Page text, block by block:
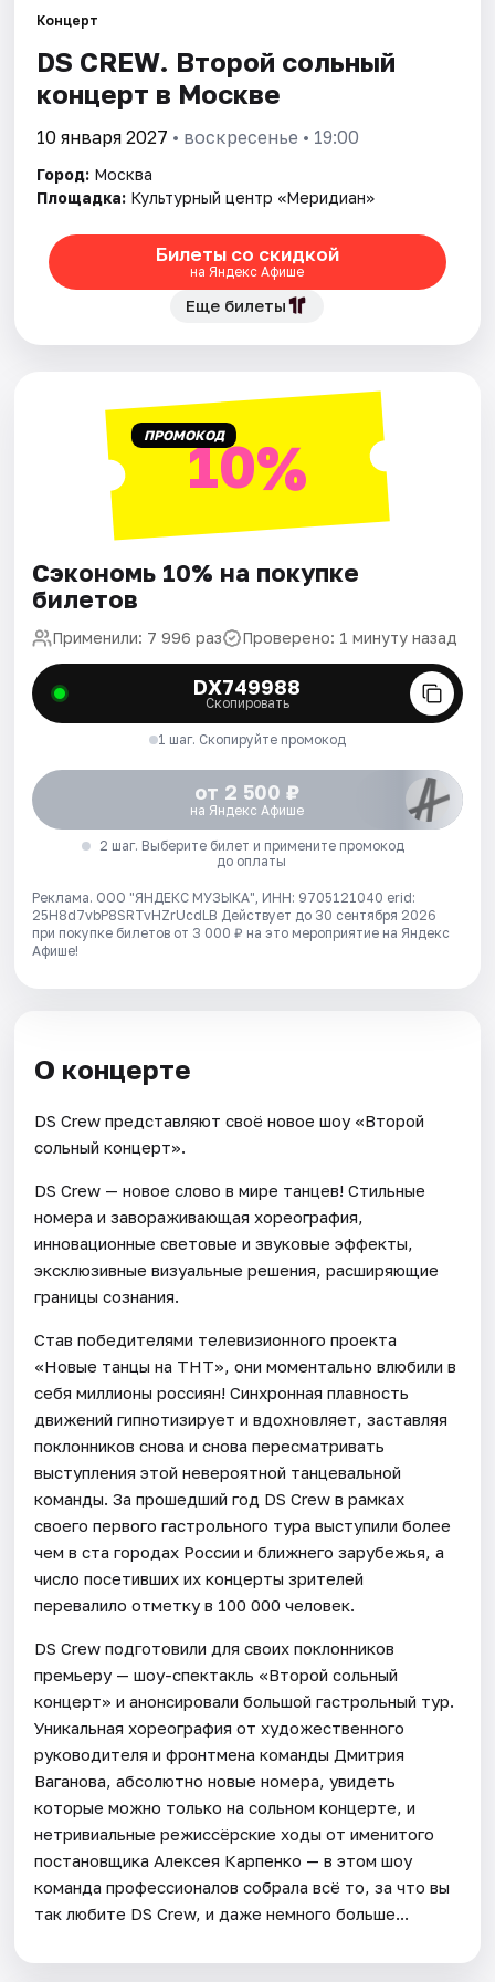
Города
Площадки
Рейтинги
Концерт
DS CREW. Второй сольный
концерт в Москве
10 января 2027 • воскресенье • 19:00
Город: Москва
Площадка: Культурный центр «Меридиан»
Билеты со скидкой
на Яндекс Афише
Еще билеты
ПРОМОКОД10%
Сэкономь 10% на покупке
билетов
Применили: 7 996 раз Проверено: 1 минуту назад
DX749988
Скопировать
1 шаг. Скопируйте промокод
от 2 500 ₽
на Яндекс Афише
2 шаг. Выберите билет и примените промокод
до оплаты
Реклама. ООО "ЯНДЕКС МУЗЫКА", ИНН: 9705121040 erid:
25H8d7vbP8SRTvHZrUcdLB Действует до 30 сентября 2026
при покупке билетов от 3 000 ₽ на это мероприятие на Яндекс
Афише!
О концерте
DS Crew представляют своё новое шоу «Второй
сольный концерт».
DS Crew — новое слово в мире танцев! Стильные
номера и завораживающая хореография,
инновационные световые и звуковые эффекты,
эксклюзивные визуальные решения, расширяющие
границы сознания.
Став победителями телевизионного проекта
«Новые танцы на ТНТ», они моментально влюбили в
себя миллионы россиян! Синхронная плавность
движений гипнотизирует и вдохновляет, заставляя
поклонников снова и снова пересматривать
выступления этой невероятной танцевальной
команды. За прошедший год DS Crew в рамках
своего первого гастрольного тура выступили более
чем в ста городах России и ближнего зарубежья, а
число посетивших их концерты зрителей
перевалило отметку в 100 000 человек.
DS Crew подготовили для своих поклонников
премьеру — шоу-спектакль «Второй сольный
концерт» и анонсировали большой гастрольный тур.
Уникальная хореография от художественного
руководителя и фронтмена команды Дмитрия
Ваганова, абсолютно новые номера, увидеть
которые можно только на сольном концерте, и
нетривиальные режиссёрские ходы от именитого
постановщика Алексея Карпенко — в этом шоу
команда профессионалов собрала всё то, за что вы
так любите DS Crew, и даже немного больше...